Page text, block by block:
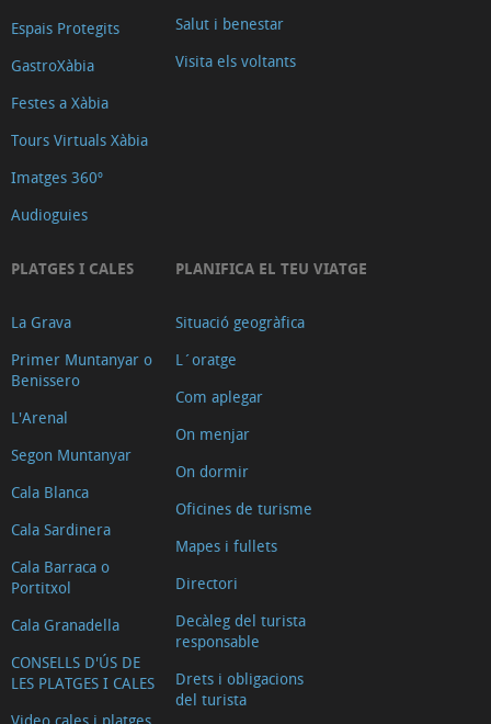
Espais Protegits
GastroXàbia
Festes a Xàbia
Tours Virtuals Xàbia
Imatges 360º
Audioguies
Salut i benestar
Visita els voltants
PLATGES I CALES
La Grava
Primer Muntanyar o
Benissero
L'Arenal
Segon Muntanyar
Cala Blanca
Cala Sardinera
Cala Barraca o
Portitxol
Cala Granadella
CONSELLS D'ÚS DE
LES PLATGES I CALES
PLANIFICA EL TEU VIATGE
Situació geogràfica
L´oratge
Com aplegar
On menjar
On dormir
Oficines de turisme
Mapes i fullets
Directori
Decàleg del turista
responsable
Drets i obligacions
del turista